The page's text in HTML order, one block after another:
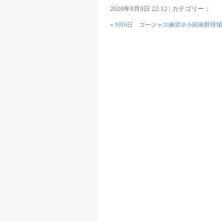
2020年9月9日 22:12 | カテゴリー：
« 9月6日 ゴージャス練習＠小田南野球場